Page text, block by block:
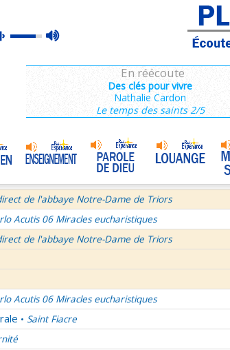
mute
max
En réécoute
Des clés pour vivre
Nathalie Cardon
Le temps des saints 2/5
de Dieu • Prière mariale de tradition byzantine
Missionnaire de Notre-Dame • La joie dans 3
aux Ephésiens et Philemon
La volonté de Dieu et moi et moi et moi ! 1/2
pour Journée Mondiale des Communications
- Saint Pierre Chanel Prières
de l'abbaye Notre-Dame de Triors
Acutis 06 Miracles eucharistiques
de l'abbaye Notre-Dame de Triors
Acutis 06 Miracles eucharistiques
• Saint Fiacre